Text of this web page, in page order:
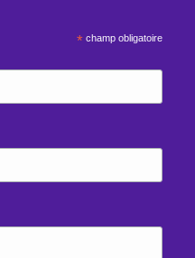
* champ obligatoire